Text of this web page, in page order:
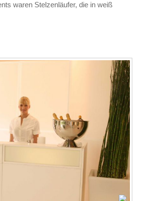
waren Stelzenläufer, die in weiß